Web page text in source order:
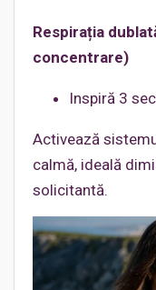
Respirația
concentrare)
Inspiră 3
Activează
calmă, ideală
solicitantă.